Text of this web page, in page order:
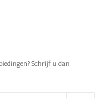
Schrijf u dan